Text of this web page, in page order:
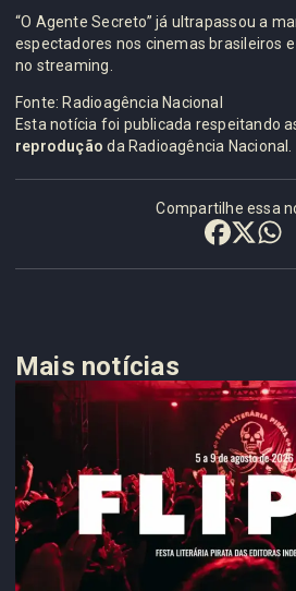
“O Agente Secreto” já ultrapassou a
espectadores nos cinemas brasileiros
no streaming.
Fonte: Radioagência Nacional
Esta notícia foi publicada respeitando
reprodução da Radioagência Nacional.
Compartilhe essa
Mais notícias